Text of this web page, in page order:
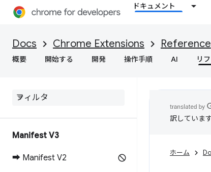
ドキュメント
Docs Chrome Extensions Reference
概要 開始する 開発 操作手順 AI リ
Manifest V3
➡ Manifest V2
訳していま
ホーム